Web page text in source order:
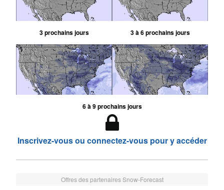
3 prochains jours 3 à 6 prochains jours
6 à 9 prochains jours
Inscrivez-vous ou connectez-vous pour y accéder
Offres des partenaires Snow-Forecast